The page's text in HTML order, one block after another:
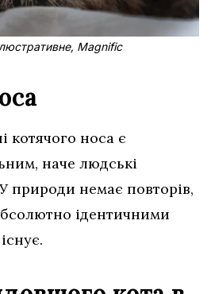
Magnific
котячого носа є
наче людські
природи немає повторів,
ідентичними